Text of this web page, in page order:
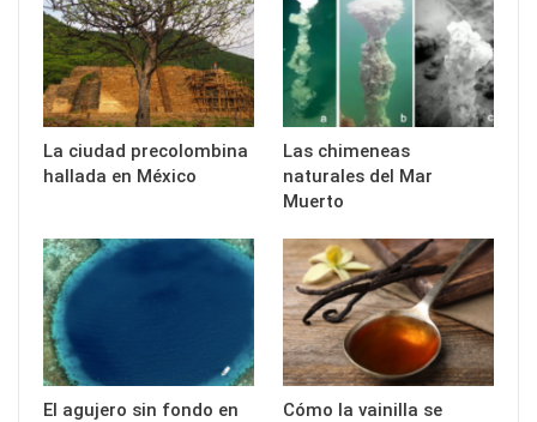
La ciudad precolombina
hallada en México
Las chimeneas
naturales del Mar
Muerto
El agujero sin fondo en
Cómo la vainilla se